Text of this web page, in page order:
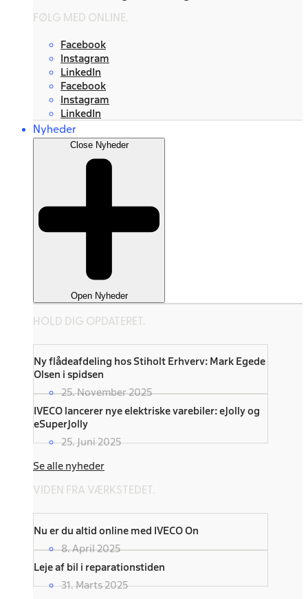
FØLG MED ONLINE.
Facebook
Instagram
LinkedIn
Facebook
Instagram
LinkedIn
Nyheder
Close Nyheder
Open Nyheder
HOLD DIG OPDATERET.
Ny flådeafdeling hos Stiholt Erhverv: Mark Egede
Olsen i spidsen
25. November 2025
IVECO lancerer nye elektriske varebiler: eJolly og
eSuperJolly
25. Juni 2025
Se alle nyheder
VIDEN FRA VÆRKSTEDET.
Nu er du altid online med IVECO On
8. April 2025
Leje af bil i reparationstiden
31. Marts 2025